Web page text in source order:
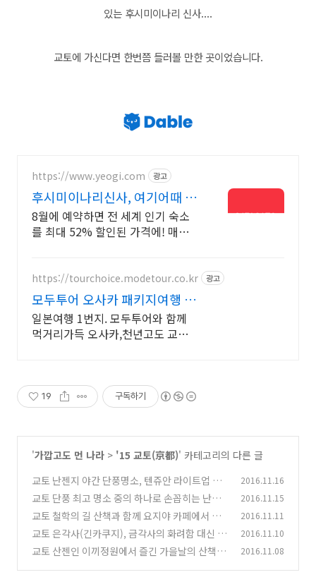
있는 후시미이나리 신사....
교토에 가신다면 한번쯤 들러볼 만한 곳이었습니다.
https://www.yeogi.com 광고
후시미이나리신사, 여기어때 결
제사 최대 2만원 추가할인
8월에 예약하면 전 세계 인기 숙소
를 최대 52% 할인된 가격에! 매주
https://tourchoice.modetour.co.kr 광고
모두투어 오사카 패키지여행 볼
거리,먹거리 가득한 오사카
일본여행 1번지. 모두투어와 함께
먹거리가득 오사카,천년고도 교
19 구독하기
'가깝고도 먼 나라 > '15 교토(京都)' 카테고리의 다른 글
교토 난젠지 야간 단풍명소, 텐쥬안 라이트업 개
장기간에 둘러본 정원의 야경
(10)
2016.11.16
교토 단풍 최고 명소 중의 하나로 손꼽히는 난젠
지와 산몬 주변 산책로
(8)
2016.11.15
교토 철학의 길 산책과 함께 요지야 카페에서 즐
긴 따뜻한 말차라떼 한잔 (14)
2016.11.11
교토 은각사(긴카쿠지), 금각사의 화려함 대신 일
본 정원의 진수를 느낄 수 있는 곳 (8)
2016.11.10
교토 산젠인 이끼정원에서 즐긴 가을날의 산책과
2016.11.08